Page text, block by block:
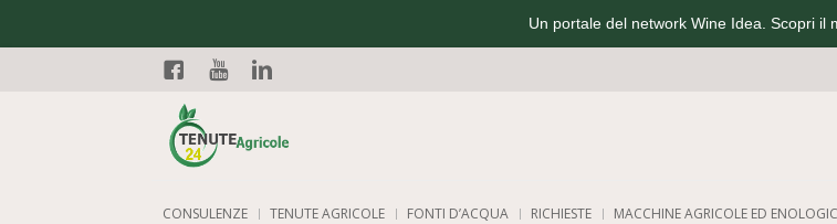
Un portale del network Wine Idea. Scopri il
Facebook
CONSULENZE TENUTE AGRICOLE FONTI D’ACQUA RICHIESTE MACCHINE AGRICOLE ED